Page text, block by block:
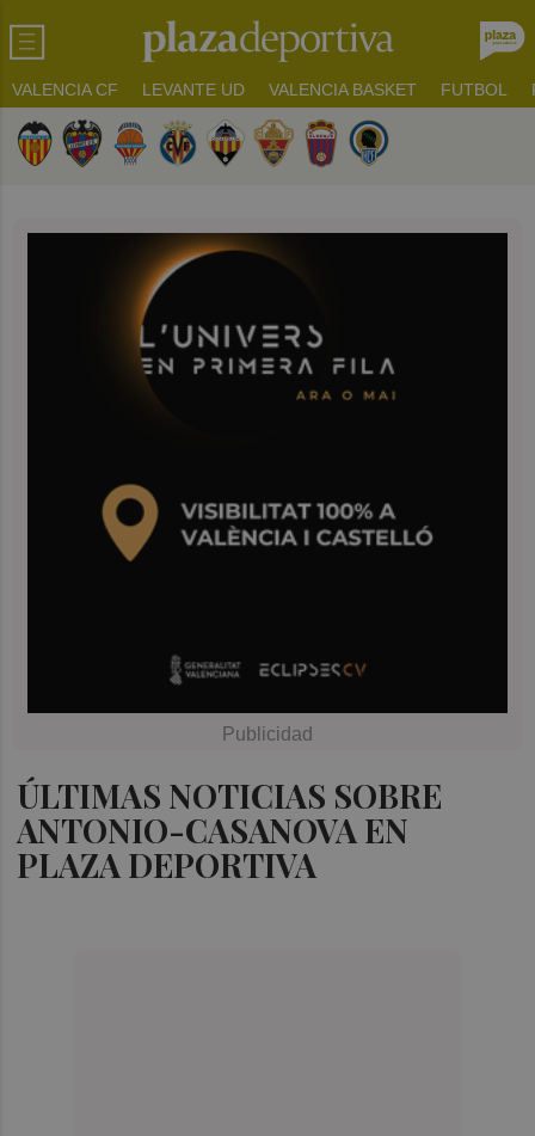
VALENCIA CF LEVANTE UD VALENCIA BASKET FUTBOL
ÚLTIMAS NOTICIAS SOBRE
ANTONIO-CASANOVA EN
PLAZA DEPORTIVA